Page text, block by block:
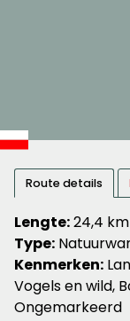
Route details
Lengte:24,4 km
Type:
Kenmerken:
Vogels en wild,
Ongemarkeerd